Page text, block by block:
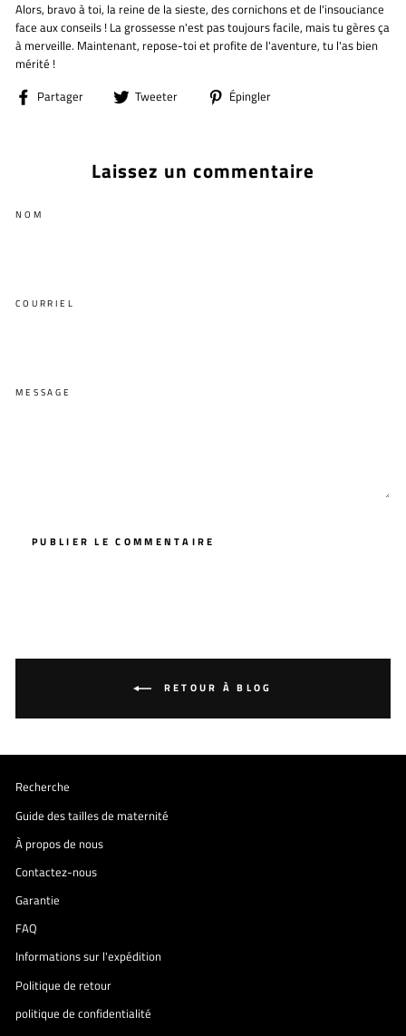
Alors, bravo à toi, la reine de la sieste, des cornichons et de l'insouciance
face aux conseils ! La grossesse n'est pas toujours facile, mais tu gères ça
à merveille. Maintenant, repose-toi et profite de l'aventure, tu l'as bien
mérité !
Partager
PartagerTweeter
TweeterÉpingler
Laissez un commentaire
NOM
COURRIEL
MESSAGE
PUBLIER LE COMMENTAIRE
RETOUR À BLOG
Recherche
Guide des tailles de maternité
À propos de nous
Contactez-nous
Garantie
FAQ
Informations sur l'expédition
Politique de retour
politique de confidentialité